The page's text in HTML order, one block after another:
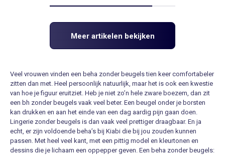
Meer artikelen bekijken
Veel vrouwen vinden een beha zonder beugels tien keer comfortabeler
zitten dan met. Heel persoonlijk natuurlijk, maar het is ook een kwestie
van hoe je figuur eruitziet. Heb je niet zo’n hele zware boezem, dan zit
een bh zonder beugels vaak veel beter. Een beugel onder je borsten
kan drukken en aan het einde van een dag aardig pijn gaan doen.
Lingerie zonder beugels is dan vaak veel prettiger draagbaar. En ja
echt, er zijn voldoende beha’s bij Kiabi die bij jou zouden kunnen
passen. Met heel veel kant, met een pittig model en kleurtonen en
dessins die je lichaam een oppepper geven. Een beha zonder beugels: